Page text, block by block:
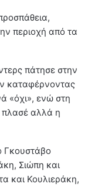
περιοχή από τα
πάτησε στην
καταφέρνοντας
«όχι», ενώ στη
πλασέ αλλά η
Γκουστάβο
Σιώπη και
και Κουλιεράκη,